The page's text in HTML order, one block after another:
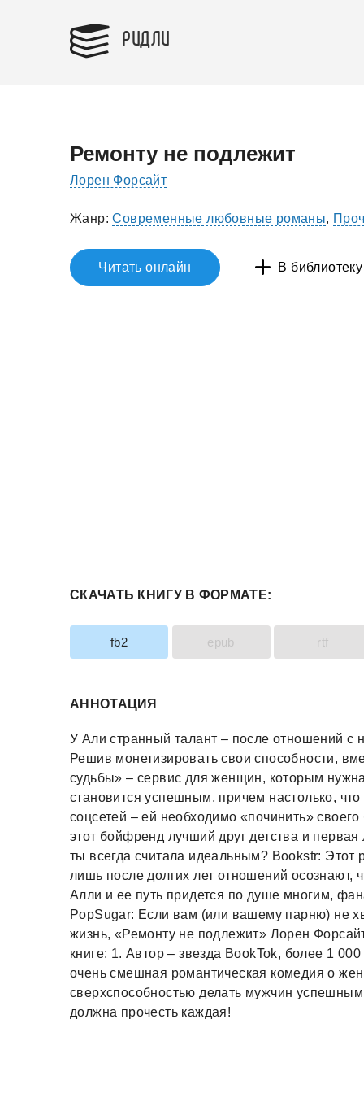
РИДЛИ
Ремонту не подлежит
Лорен Форсайт
Жанр:Современные любовные романы,
Читать онлайн В библиотеку
СКАЧАТЬ КНИГУ В ФОРМАТЕ:
fb2 epub rtf
АННОТАЦИЯ
У Али странный талант – после отношений
Решив монетизировать свои способности,
судьбы» – сервис для женщин, которым
становится успешным, причем настолько,
соцсетей – ей необходимо «починить»
этот бойфренд лучший друг детства и
ты всегда считала идеальным? Bookstr:
лишь после долгих лет отношений осознают,
Алли и ее путь придется по душе многим,
PopSugar: Если вам (или вашему парню) не
жизнь, «Ремонту не подлежит» Лорен
книге: 1. Автор – звезда BookTok, более 1
очень смешная романтическая комедия о
сверхспособностью делать мужчин
должна прочесть каждая!